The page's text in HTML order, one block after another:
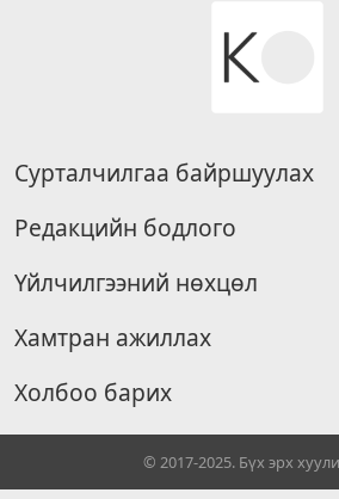
Сурталчилгаа байршуулах
Редакцийн бодлого
Үйлчилгээний нөхцөл
Хамтран ажиллах
Холбоо барих
© 2017-2025. Бүх эрх